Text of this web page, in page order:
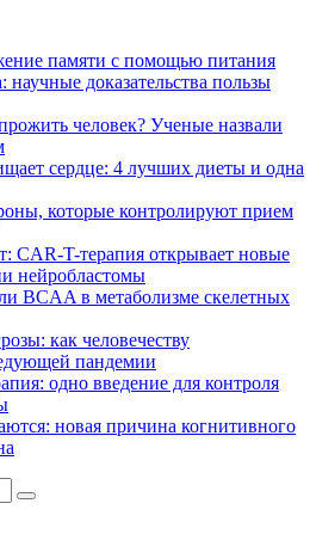
памяти с помощью питания
научные доказательства пользы
человек? Ученые назвали
сердце: 4 лучших диеты и одна
которые контролируют прием
CAR-T-терапия открывает новые
нейробластомы
BCAA в метаболизме скелетных
как человечеству
пандемии
одно введение для контроля
новая причина когнитивного